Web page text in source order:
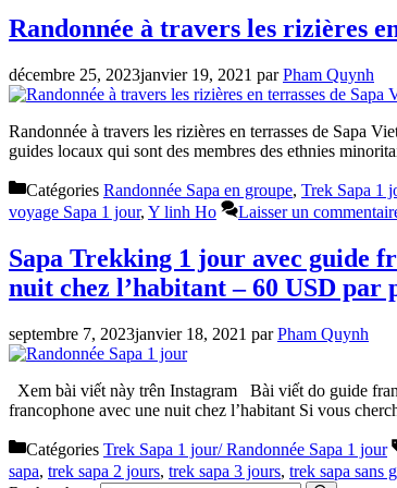
Randonnée à travers les rizières
décembre 25, 2023janvier 19, 2021 parPham Quynh
Randonnée à travers les rizières en terrasses de Sapa
guides locaux qui sont des membres des ethnies
Catégories Randonnée Sapa en groupe, Trek Sapa 1
voyage Sapa 1 jour, Y linh Ho Laisser un
Sapa Trekking 1 jour avec guide
nuit chez l’habitant – 60 USD par
septembre 7, 2023janvier 18, 2021 parPham Quynh
Xem bài viết này trên Instagram Bài viết do guide
francophone avec une nuit chez l’habitant Si vous
Catégories Trek Sapa 1 jour/ Randonnée Sapa 1 jour
sapa, trek sapa 2 jours, trek sapa 3 jours, trek sapa sans